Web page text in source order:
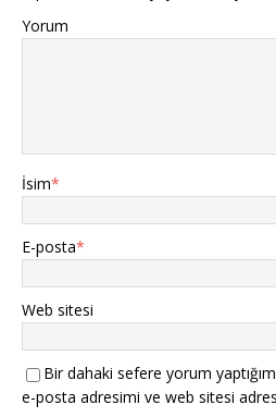
Yorum
İsim*
E-posta*
Web sitesi
Bir dahaki sefere yorum
e-posta adresimi ve web sitesi